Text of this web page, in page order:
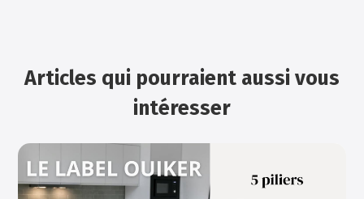
Articles qui pourraient aussi vous
intéresser